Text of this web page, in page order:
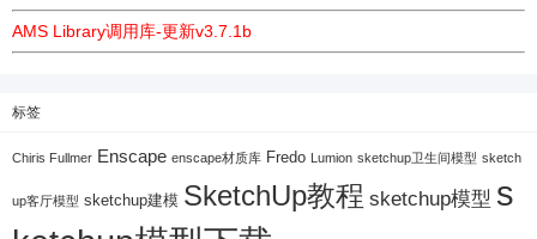
AMS Library调用库-更新v3.7.1b
标签
Chiris Fullmer Enscape enscape材质库 Fredo Lumion sketchup卫生间模型 sketch
up客厅模型 sketchup建模 SketchUp教程 sketchup模型 s